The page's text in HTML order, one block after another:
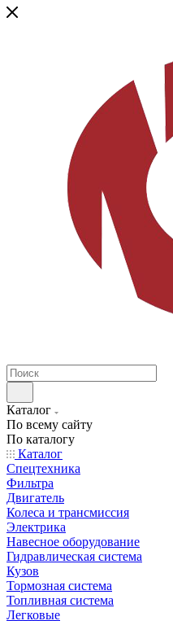
Каталог
По всему сайту
По каталогу
Каталог
Спецтехника
Фильтра
Двигатель
Колеса и трансмиссия
Электрика
Навесное оборудование
Гидравлическая система
Кузов
Тормозная система
Топливная система
Легковые